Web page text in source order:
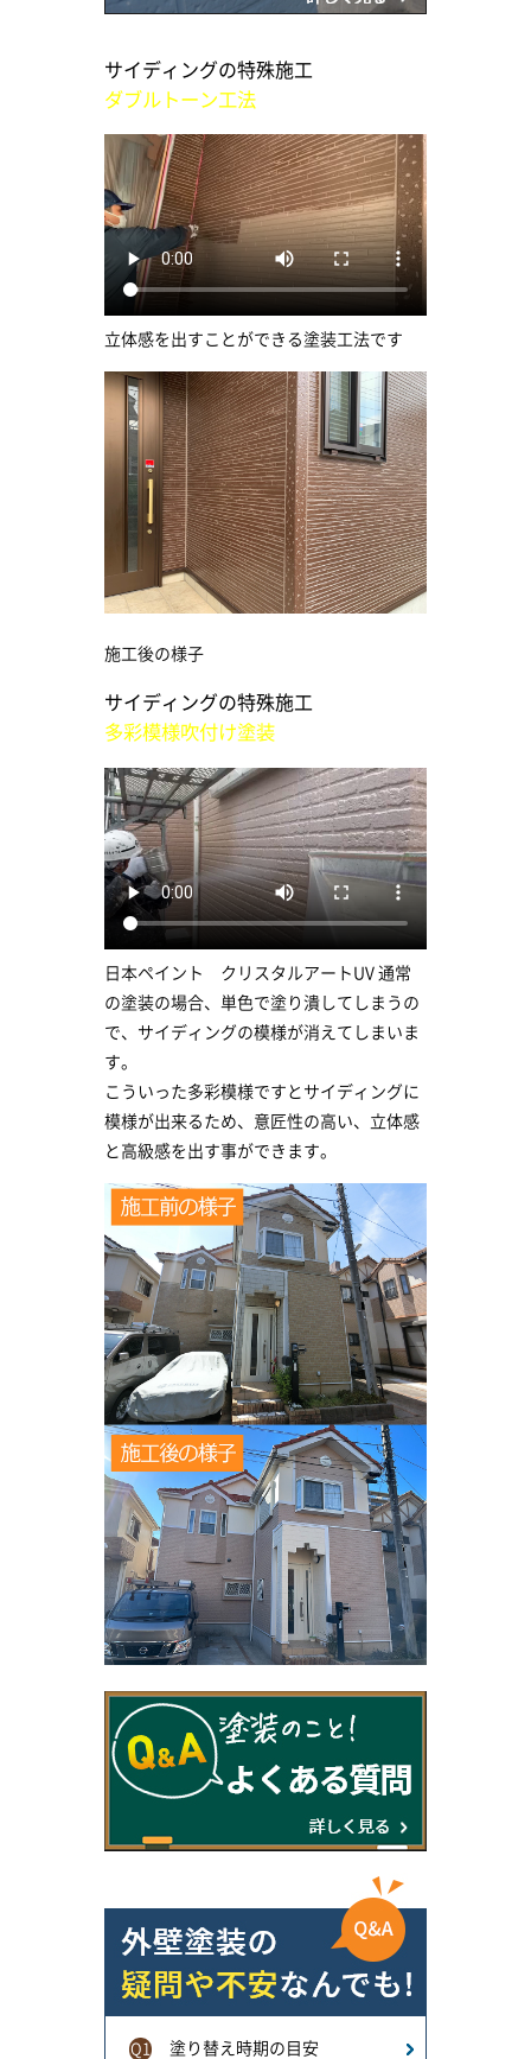
サイディングの特殊施工
ダブルトーン工法
立体感を出すことができる塗装工法です
施工後の様子
サイディングの特殊施工
多彩模様吹付け塗装
日本ペイント クリスタルアートUV 通常
の塗装の場合、単色で塗り潰してしまうの
で、サイディングの模様が消えてしまいま
す。
こういった多彩模様ですとサイディングに
模様が出来るため、意匠性の高い、立体感
と高級感を出す事ができます。
Q1 塗り替え時期の目安